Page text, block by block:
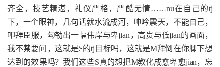
齐全，技艺精湛，礼仪严格，严酷无情……nu在自己的tj
下，一个眼神，几句话就水流成河，呻吟震天，不能自己，
叩拜臣服，勾勒出一幅伟岸与卑jian，高贵与低jian的画面，
我不禁要问，这就是S的tj目标吗，这就是M拜倒在你脚下想
达到的效果吗？我们这些S真的想把M教化成愈卑愈jian，忘